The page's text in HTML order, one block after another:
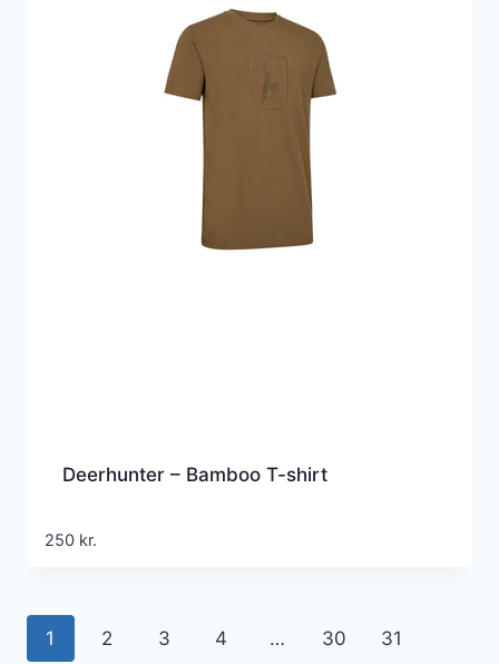
Deerhunter – Bamboo T-shirt
250 kr.
1 2 3 4 … 30 31